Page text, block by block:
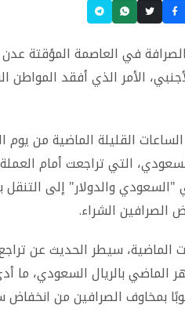
في العاصمة المؤقتة عدن
الأمر الذي أفقد
التي تراجعت أمام
"السعودي والدولار" إلى
الصرافين الشراء.
الماضية، سيطر الحديث عن
الماضي بالريال السعودي،
بمخاوف الصرافين من انخفاض